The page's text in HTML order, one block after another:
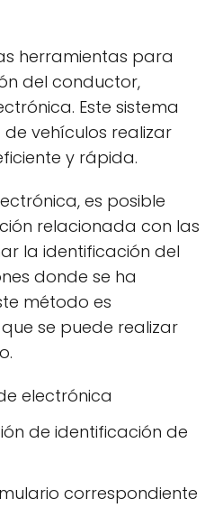
herramientas para
del conductor,
Este sistema
vehículos realizar
y rápida.
es posible
relacionada con las
la identificación del
donde se ha
método es
se puede realizar
electrónica
de identificación de
correspondiente